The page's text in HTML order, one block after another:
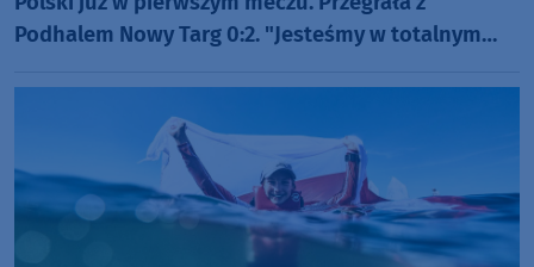
Podhalem Nowy Targ 0:2. "Jesteśmy w totalnym